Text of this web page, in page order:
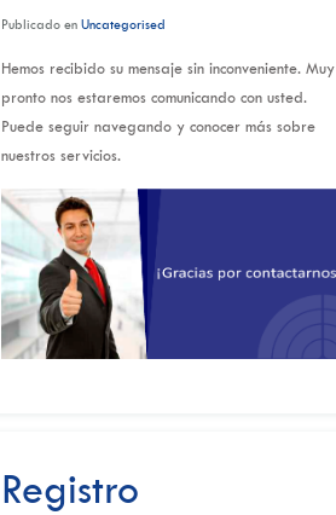
Publicado en Uncategorised
Hemos recibido su mensaje sin inconveniente. Muy
pronto nos estaremos comunicando con usted.
Puede seguir navegando y conocer más sobre
nuestros servicios.
Registro